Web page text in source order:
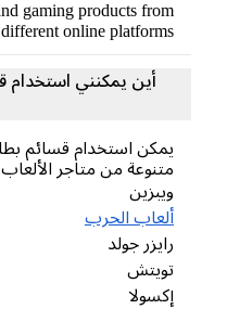
and gaming products from
2,000 different online platforms
متنوعة من متاجر الألعاب
ألعاب الحرب
رايزر جولد
تويتش
إكسولا